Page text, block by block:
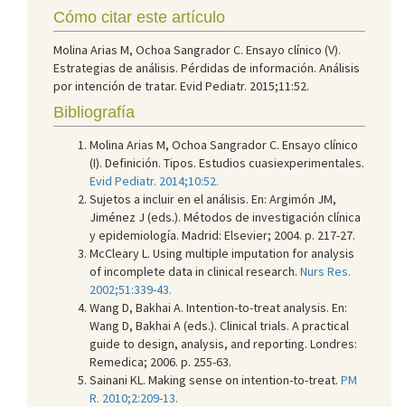
Cómo citar este artículo
Molina Arias M, Ochoa Sangrador C. Ensayo clínico (V).
Estrategias de análisis. Pérdidas de información. Análisis
por intención de tratar. Evid Pediatr. 2015;11:52.
Bibliografía
Molina Arias M, Ochoa Sangrador C. Ensayo clínico
(I). Definición. Tipos. Estudios cuasiexperimentales.
Evid Pediatr. 2014;10:52.
Sujetos a incluir en el análisis. En: Argimón JM,
Jiménez J (eds.). Métodos de investigación clínica
y epidemiología. Madrid: Elsevier; 2004. p. 217-27.
McCleary L. Using multiple imputation for analysis
of incomplete data in clinical research. Nurs Res.
2002;51:339-43.
Wang D, Bakhai A. Intention-to-treat analysis. En:
Wang D, Bakhai A (eds.). Clinical trials. A practical
guide to design, analysis, and reporting. Londres:
Remedica; 2006. p. 255-63.
Sainani KL. Making sense on intention-to-treat. PM
R. 2010;2:209-13.